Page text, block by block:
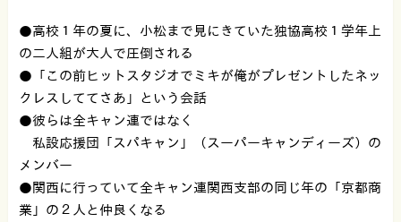
●高校１年の夏に、小松まで見にきていた独協高校１学年上
の二人組が大人で圧倒される
●「この前ヒットスタジオでミキが俺がプレゼントしたネッ
クレスしててさあ」という会話
●彼らは全キャン連ではなく
私設応援団「スパキャン」（スーパーキャンディーズ）の
メンバー
●関西に行っていて全キャン連関西支部の同じ年の「京都商
業」の２人と仲良くなる